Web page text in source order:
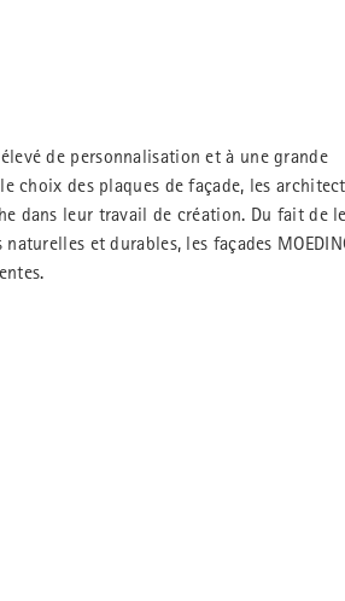
de personnalisation et à une grande
choix des plaques de façade, les
dans leur travail de création. Du fait de
et durables, les façades